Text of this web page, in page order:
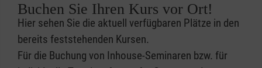
Buchen Sie Ihren Kurs vor Ort!
Hier sehen Sie die aktuell verfügbaren Plätze in den
bereits feststehenden Kursen.
Für die Buchung von Inhouse-Seminaren bzw. für